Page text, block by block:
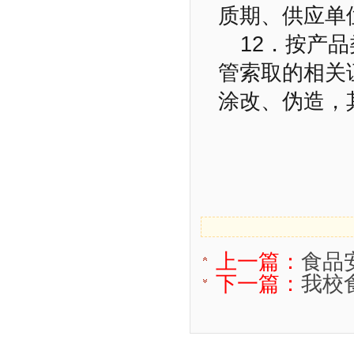
质期、供应
12．按产
管索取的相关
涂改、伪造，
上一篇：食品
下一篇：我校